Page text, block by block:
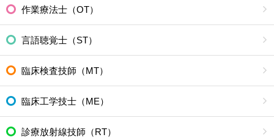
作業療法士（OT）
言語聴覚士（ST）
臨床検査技師（MT）
臨床工学技士（ME）
診療放射線技師（RT）